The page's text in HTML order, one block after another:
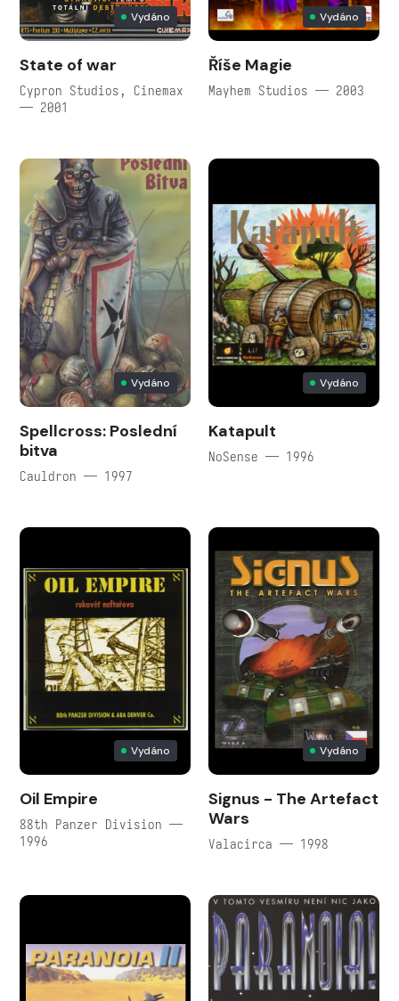
Vydáno
State of war
Cypron Studios, Cinemax
— 2001
Vydáno
Říše Magie
Mayhem Studios — 2003
Vydáno
Spellcross: Poslední
bitva
Cauldron — 1997
Vydáno
Katapult
NoSense — 1996
Vydáno
Oil Empire
88th Panzer Division —
1996
Vydáno
Signus - The Artefact
Wars
Valacirca — 1998